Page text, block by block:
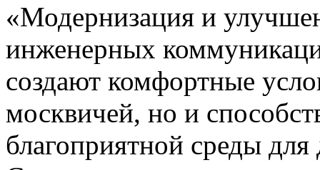
«Модернизация и
инженерных
создают комфортные
москвичей, но и
благоприятной среды для